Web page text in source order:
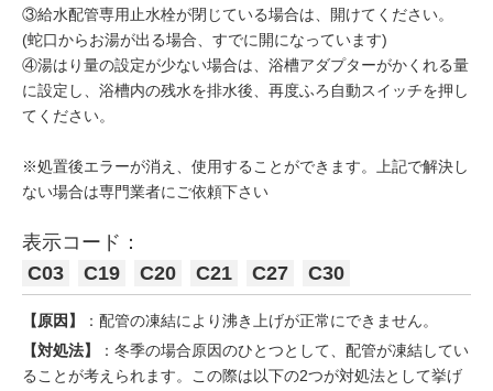
③給水配管専用止水栓が閉じている場合は、開けてください。
(蛇口からお湯が出る場合、すでに開になっています)
④湯はり量の設定が少ない場合は、浴槽アダプターがかくれる量
に設定し、浴槽内の残水を排水後、再度ふろ自動スイッチを押し
てください。
※処置後エラーが消え、使用することができます。上記で解決し
ない場合は専門業者にご依頼下さい
表示コード：
C03
C19 C20 C21 C27 C30
【原因】
：配管の凍結により沸き上げが正常にできません。
【対処法】
：冬季の場合原因のひとつとして、配管が凍結してい
ることが考えられます。この際は以下の2つが対処法として挙げ